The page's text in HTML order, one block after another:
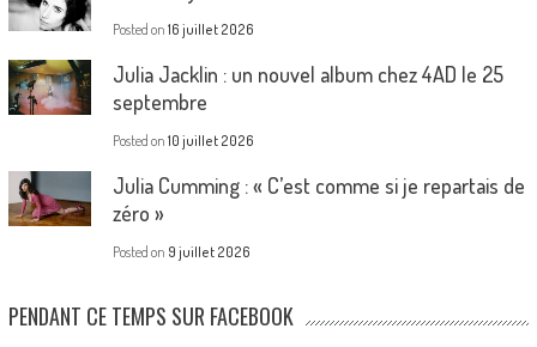
Posted on 16 juillet 2026
Julia Jacklin : un nouvel album chez 4AD le 25
septembre
Posted on 10 juillet 2026
Julia Cumming : « C’est comme si je repartais de
zéro »
Posted on 9 juillet 2026
PENDANT CE TEMPS SUR FACEBOOK